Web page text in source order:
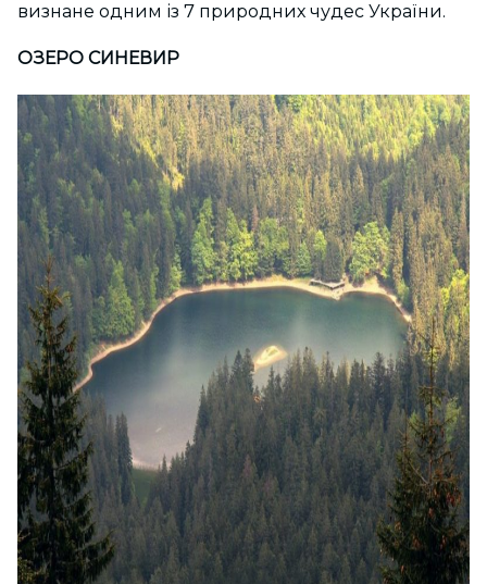
визнане одним із 7 природних чудес України.
ОЗЕРО СИНЕВИР